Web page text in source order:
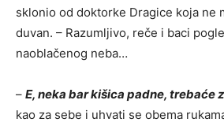
sklonio od doktorke Dragice koja ne
duvan. – Razumljivo, reče i baci
naoblačenog neba…
– E, neka bar kišica padne, trebaće
kao za sebe i uhvati se obema